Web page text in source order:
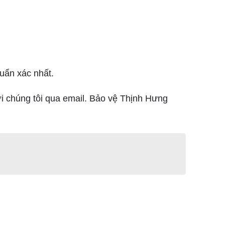
xác nhất.
tôi qua email. Bảo vệ Thịnh Hưng